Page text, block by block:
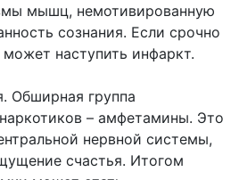
мышц, немотивированную
сознания. Если срочно
может наступить инфаркт.
Обширная группа
– амфетамины. Это
нервной системы,
счастья. Итогом